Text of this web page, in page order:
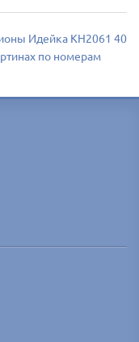
Идейка КН2061 40
по номерам